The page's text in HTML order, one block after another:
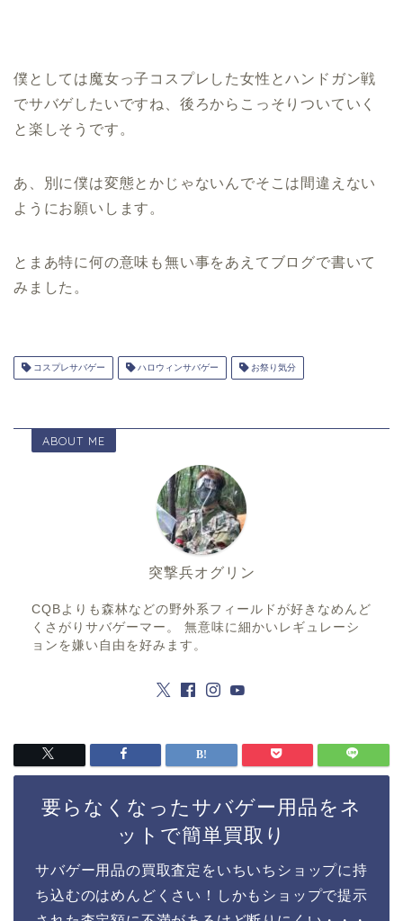
僕としては魔女っ子コスプレした女性とハンドガン戦
でサバゲしたいですね、後ろからこっそりついていく
と楽しそうです。
あ、別に僕は変態とかじゃないんでそこは間違えない
ようにお願いします。
とまあ特に何の意味も無い事をあえてブログで書いて
みました。
コスプレサバゲー ハロウィンサバゲー お祭り気分
ABOUT ME
突撃兵オグリン
CQBよりも森林などの野外系フィールドが好きなめんど
くさがりサバゲーマー。 無意味に細かいレギュレーシ
ョンを嫌い自由を好みます。
要らなくなったサバゲー用品をネ
ットで簡単買取り
サバゲー用品の買取査定をいちいちショップに持
ち込むのはめんどくさい！しかもショップで提示